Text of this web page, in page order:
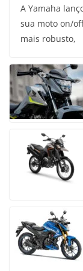
A Yamaha
sua moto on/
mais robusto,